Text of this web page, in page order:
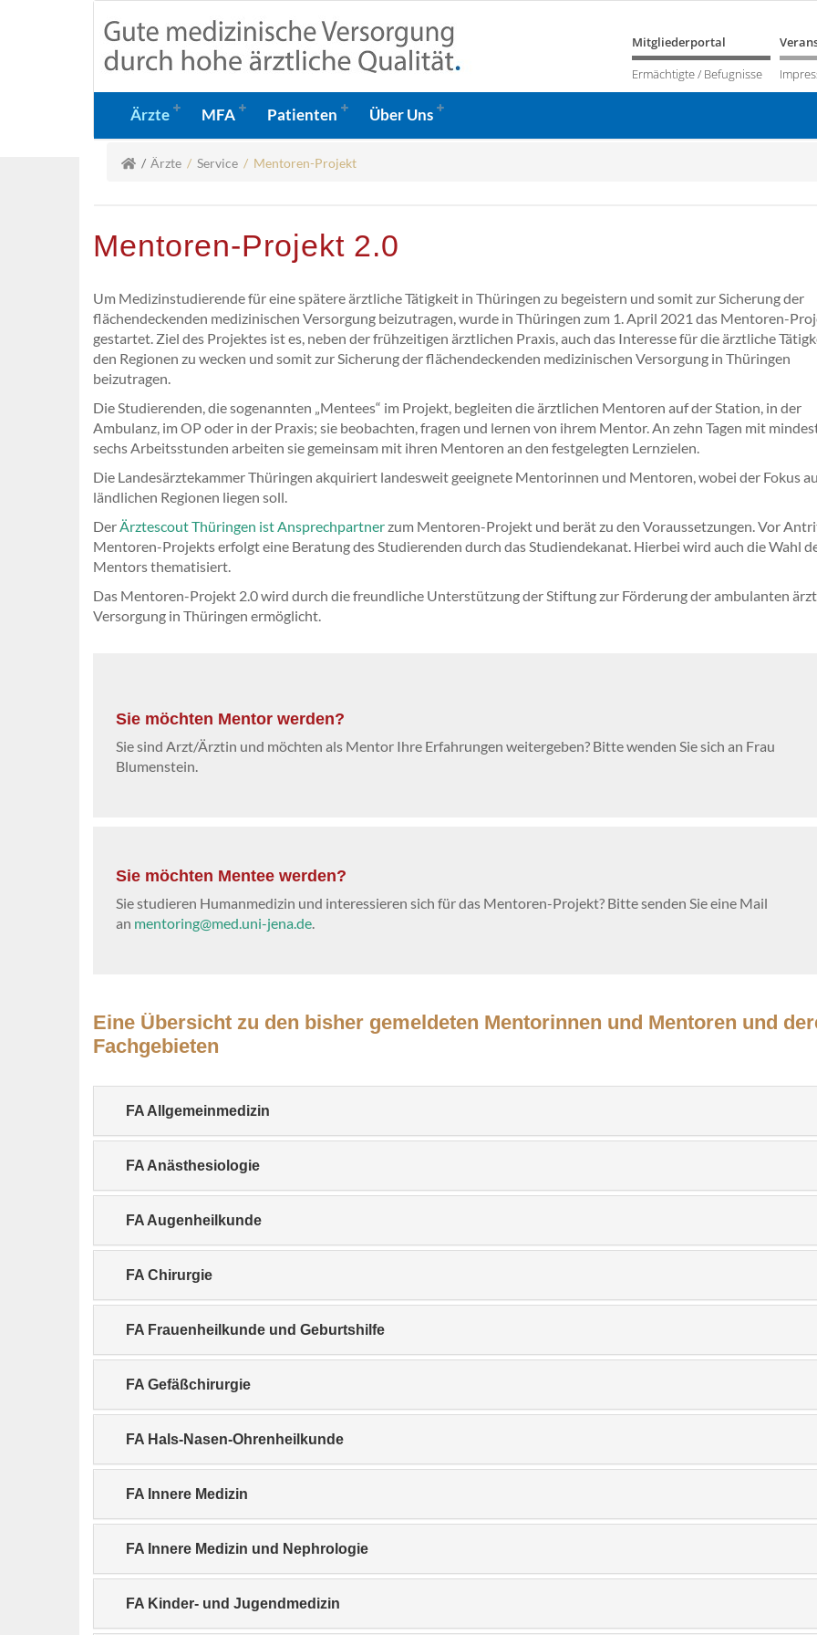
Mitgliederportal
Ermächtigte / Befugnisse
Ärzte MFA Patienten Über Uns
Ärzte/ Service/ Mentoren-Projekt
Mentoren-Projekt 2.0
Um Medizinstudierende für eine spätere ärztliche Tätigkeit in Thüringen zu begeistern und somit zur Sicherung der
flächendeckenden medizinischen Versorgung beizutragen, wurde in Thüringen zum 1. April 2021 das Mentoren-
gestartet. Ziel des Projektes ist es, neben der frühzeitigen ärztlichen Praxis, auch das Interesse für die ärztliche
den Regionen zu wecken und somit zur Sicherung der flächendeckenden medizinischen Versorgung in Thüringen
beizutragen.
Die Studierenden, die sogenannten „Mentees“ im Projekt, begleiten die ärztlichen Mentoren auf der Station, in der
Ambulanz, im OP oder in der Praxis; sie beobachten, fragen und lernen von ihrem Mentor. An zehn Tagen mit
sechs Arbeitsstunden arbeiten sie gemeinsam mit ihren Mentoren an den festgelegten Lernzielen.
Die Landesärztekammer Thüringen akquiriert landesweit geeignete Mentorinnen und Mentoren, wobei der Fokus
ländlichen Regionen liegen soll.
DerÄrztescout Thüringen ist Ansprechpartnerzum Mentoren-Projekt und berät zu den Voraussetzungen. Vor
Mentoren-Projekts erfolgt eine Beratung des Studierenden durch das Studiendekanat. Hierbei wird auch die Wahl
Mentors thematisiert.
Das Mentoren-Projekt 2.0 wird durch die freundliche Unterstützung der Stiftung zur Förderung der ambulanten
Versorgung in Thüringen ermöglicht.
Sie möchten Mentor werden?
Sie sind Arzt/Ärztin und möchten als Mentor Ihre Erfahrungen weitergeben? Bitte wenden Sie sich an Frau
Blumenstein.
Sie möchten Mentee werden?
Sie studieren Humanmedizin und interessieren sich für das Mentoren-Projekt? Bitte senden Sie eine Mail
an mentoring@med.uni-jena.de.
Eine Übersicht zu den bisher gemeldeten Mentorinnen und Mentoren und
Fachgebieten
FA Allgemeinmedizin
FA Anästhesiologie
FA Augenheilkunde
FA Chirurgie
FA Frauenheilkunde und Geburtshilfe
FA Gefäßchirurgie
FA Hals-Nasen-Ohrenheilkunde
FA Innere Medizin
FA Innere Medizin und Nephrologie
FA Kinder- und Jugendmedizin